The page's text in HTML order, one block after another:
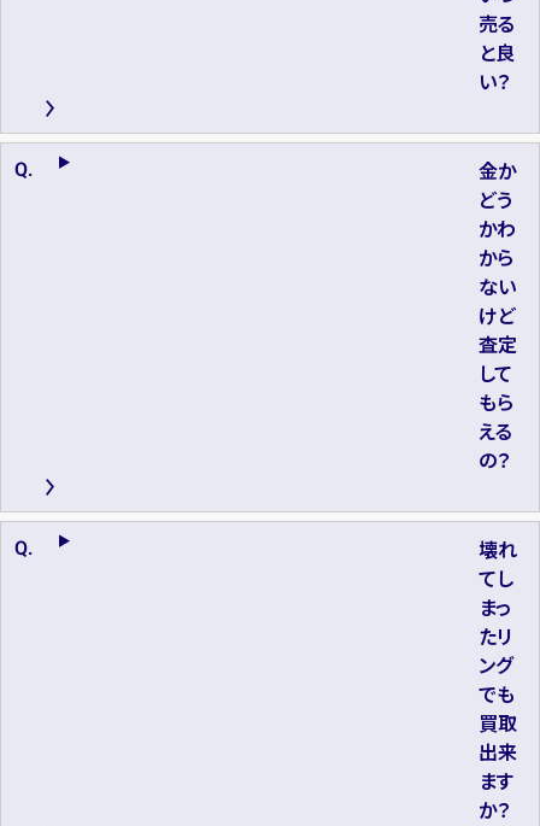
売る
と良
い？
金か
どう
かわ
から
ない
けど
査定
して
もら
える
の？
壊れ
てし
まっ
たリ
ング
でも
買取
出来
ます
か？